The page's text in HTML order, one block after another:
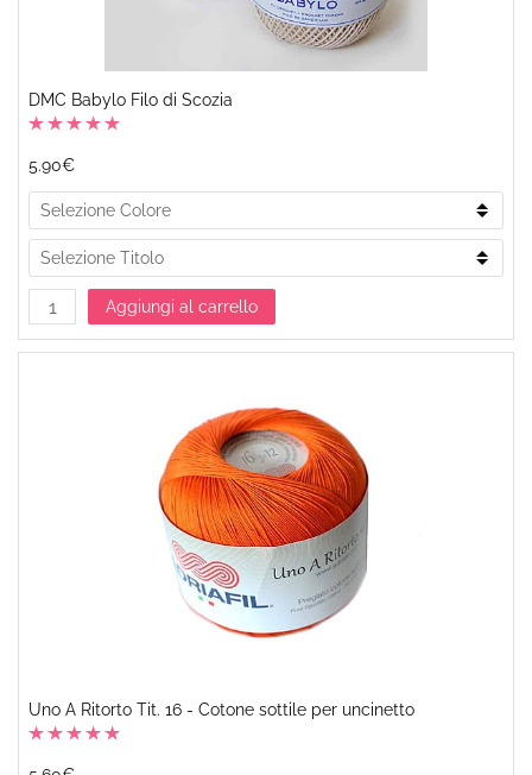
DMC Babylo Filo di Scozia
5.90€
Aggiungi al carrello
Uno A Ritorto Tit. 16 - Cotone sottile per uncinetto